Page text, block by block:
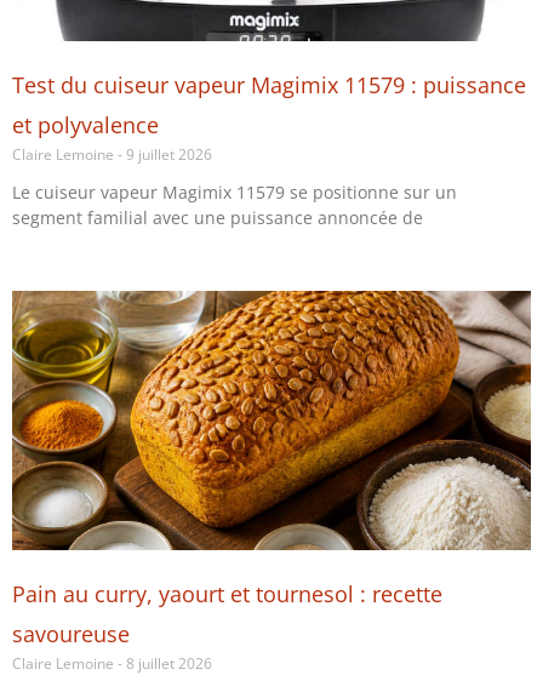
Test du cuiseur vapeur Magimix 11579 : puissance
et polyvalence
Claire Lemoine 9 juillet 2026
Le cuiseur vapeur Magimix 11579 se positionne sur un
segment familial avec une puissance annoncée de
Pain au curry, yaourt et tournesol : recette
savoureuse
Claire Lemoine 8 juillet 2026